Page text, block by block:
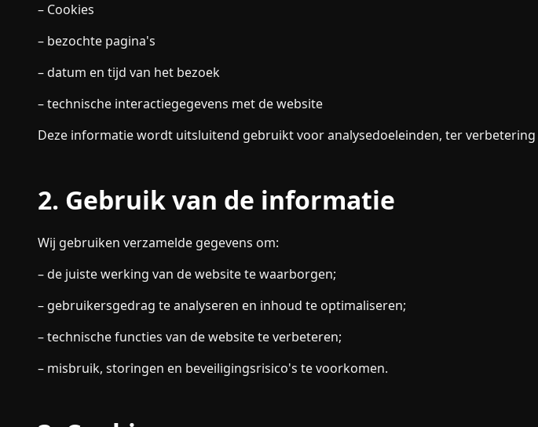
– Cookies
– bezochte pagina's
– datum en tijd van het bezoek
– technische interactiegegevens met de website
Deze informatie wordt uitsluitend gebruikt voor analysedoeleinden, ter
2. Gebruik van de informatie
Wij gebruiken verzamelde gegevens om:
– de juiste werking van de website te waarborgen;
– gebruikersgedrag te analyseren en inhoud te optimaliseren;
– technische functies van de website te verbeteren;
– misbruik, storingen en beveiligingsrisico's te voorkomen.